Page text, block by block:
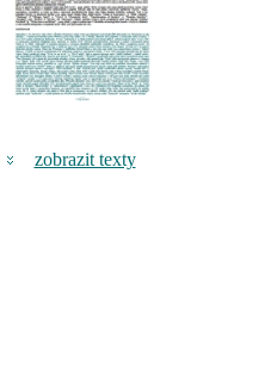
zobrazit texty